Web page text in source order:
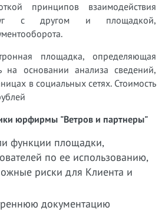
принципов взаимодействия
с другом и площадкой,
площадка, определяющая
на основании анализа сведений,
в социальных сетях. Стоимость
юрфирмы "Ветров и партнеры"
функции площадки,
по ее использованию,
риски для Клиента и
документацию